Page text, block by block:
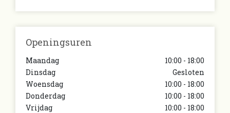
Openingsuren
Maandag
10:00 - 18:00
Dinsdag
Gesloten
Woensdag
10:00 - 18:00
Donderdag
10:00 - 18:00
Vrijdag
10:00 - 18:00